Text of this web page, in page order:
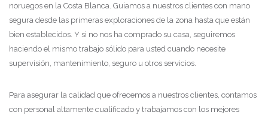
noruegos en la Costa Blanca. Guiamos a nuestros clientes con mano
segura desde las primeras exploraciones de la zona hasta que están
bien establecidos. Y si no nos ha comprado su casa, seguiremos
haciendo el mismo trabajo sólido para usted cuando necesite
supervisión, mantenimiento, seguro u otros servicios.
Para asegurar la calidad que ofrecemos a nuestros clientes, contamos
con personal altamente cualificado y trabajamos con los mejores